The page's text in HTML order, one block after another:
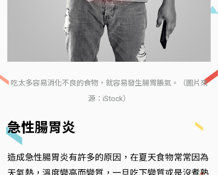
吃太多容易消化不良的食物，就容易發生腸胃脹氣。（圖片來
源：iStock）
急性腸胃炎
造成急性腸胃炎有許多的原因，在夏天食物常常因為
天氣熱，溫度變高而變質，一旦吃下變質或是沒煮熟